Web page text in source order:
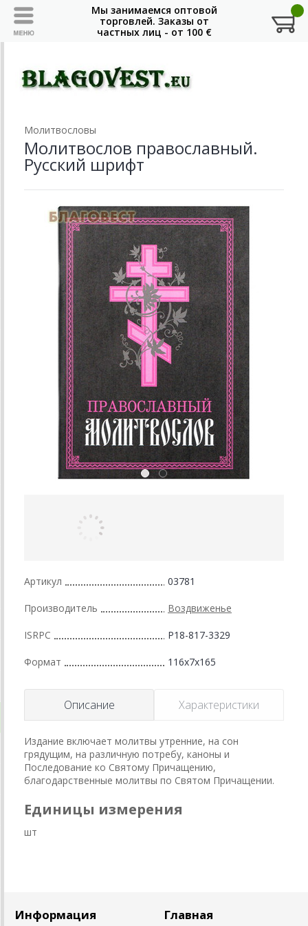
Молитвословы
Молитвослов православный.
Русский шрифт
Артикул 03781
Производитель Воздвиженье
ISRPC Р18-817-3329
Формат 116x7x165
Описание Характеристики
Издание включает молитвы утренние, на сон
грядущим, на различную потребу, каноны и
Последование ко Святому Причащению,
благодарственные молитвы по Святом Причащении.
Единицы измерения
шт
Информация Главная